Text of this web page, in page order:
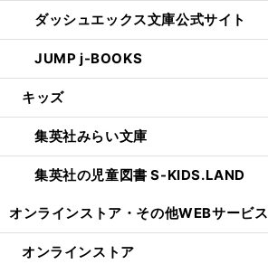
ダッシュエックス文庫公式サイト
JUMP j-BOOKS
キッズ
集英社みらい文庫
集英社の児童図書 S-KIDS.LAND
オンラインストア・ その他WEBサービス
オンラインストア